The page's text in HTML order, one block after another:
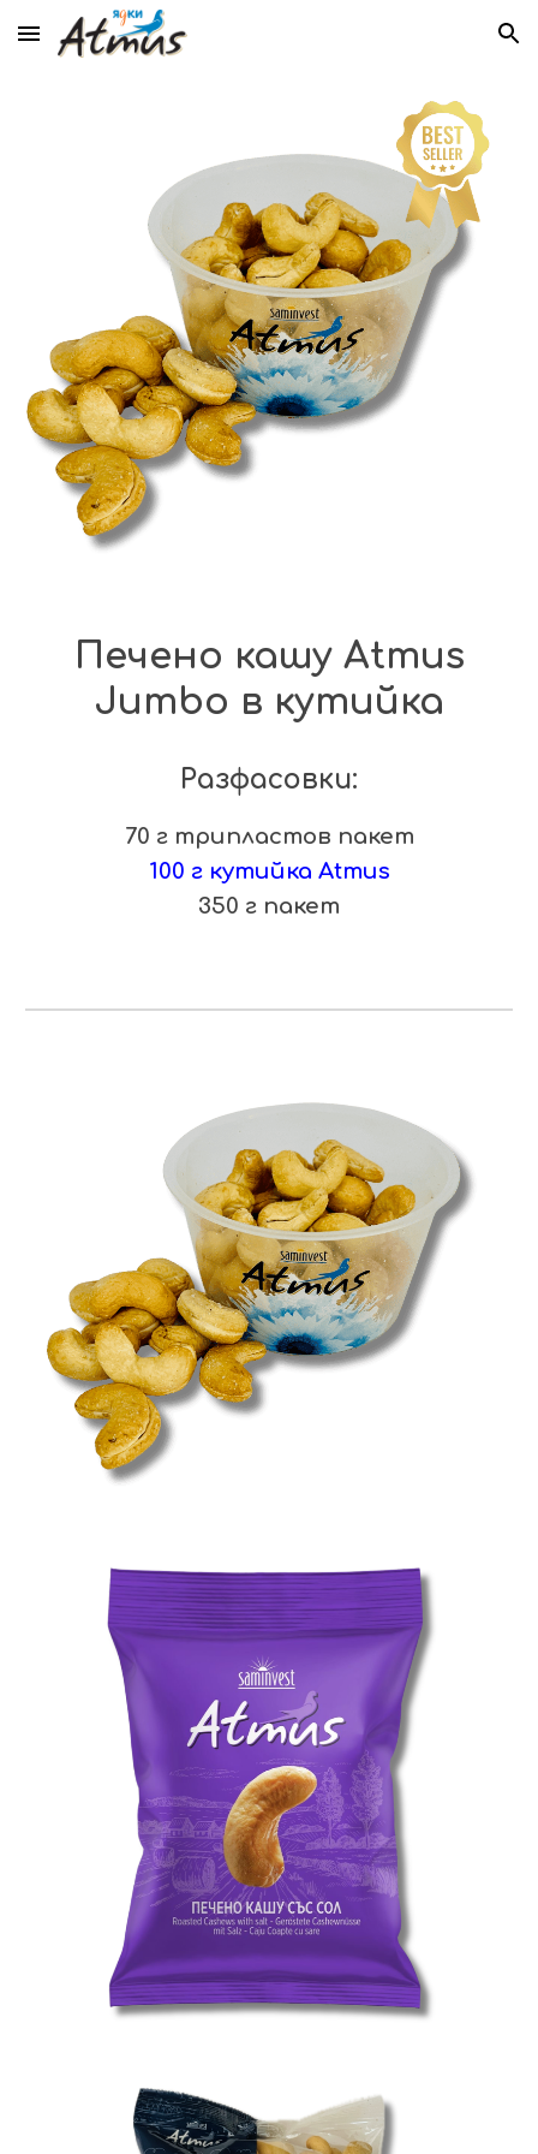
Skip to main content Skip to navigation
Печено кашу Atmus
Jumbo в кутийка
Разфасовки:
70 г трипластов пакет
100 г кутийка Atmus
350 г пакет